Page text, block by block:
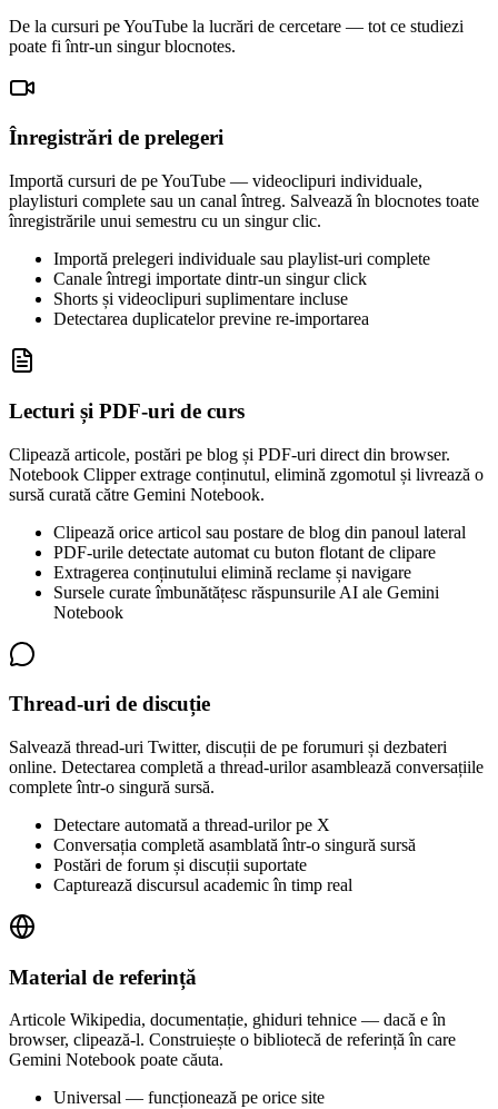
De la cursuri pe YouTube la lucrări de cercetare — tot ce studiezi
poate fi într-un singur blocnotes.
Înregistrări de prelegeri
Importă cursuri de pe YouTube — videoclipuri individuale,
playlisturi complete sau un canal întreg. Salvează în blocnotes toate
înregistrările unui semestru cu un singur clic.
Importă prelegeri individuale sau playlist-uri complete
Canale întregi importate dintr-un singur click
Shorts și videoclipuri suplimentare incluse
Detectarea duplicatelor previne re-importarea
Lecturi și PDF-uri de curs
Clipează articole, postări pe blog și PDF-uri direct din browser.
Notebook Clipper extrage conținutul, elimină zgomotul și livrează o
sursă curată către Gemini Notebook.
Clipează orice articol sau postare de blog din panoul lateral
PDF-urile detectate automat cu buton flotant de clipare
Extragerea conținutului elimină reclame și navigare
Sursele curate îmbunătățesc răspunsurile AI ale Gemini
Notebook
Thread-uri de discuție
Salvează thread-uri Twitter, discuții de pe forumuri și dezbateri
online. Detectarea completă a thread-urilor asamblează conversațiile
complete într-o singură sursă.
Detectare automată a thread-urilor pe X
Conversația completă asamblată într-o singură sursă
Postări de forum și discuții suportate
Capturează discursul academic în timp real
Material de referință
Articole Wikipedia, documentație, ghiduri tehnice — dacă e în
browser, clipează-l. Construiește o bibliotecă de referință în care
Gemini Notebook poate căuta.
Universal — funcționează pe orice site